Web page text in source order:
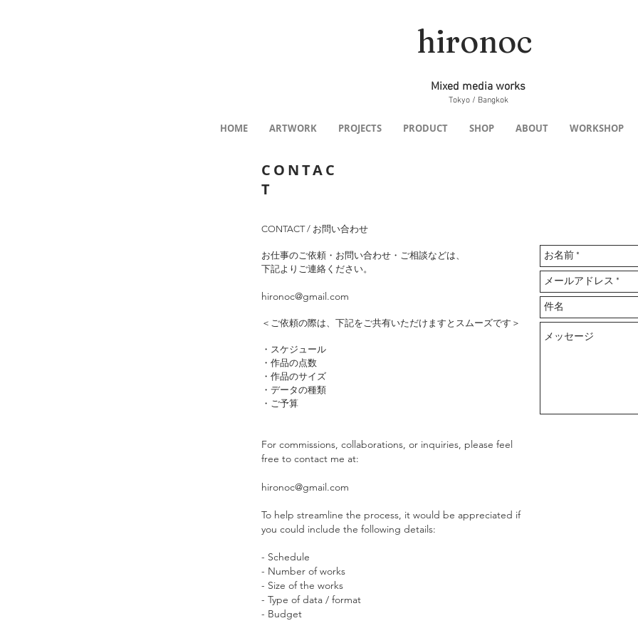
hironoc
Mixed media works
Tokyo / Bangkok
HOME ARTWORK PROJECTS PRODUCT SHOP ABOUT WORKSHOP
CONTAC
T
CONTACT / お問い合わせ
お仕事のご依頼・お問い合わせ・ご相談などは、
下記よりご連絡ください。
hironoc@gmail.com
＜ご依頼の際は、下記をご共有いただけますとスムーズです＞
・スケジュール
・作品の点数
・作品のサイズ
・データの種類
・ご予算
For commissions, collaborations, or inquiries, please feel
free to contact me at:
hironoc@gmail.com
To help streamline the process, it would be appreciated if
you could include the following details:
- Schedule
- Number of works
- Size of the works
- Type of data / format
- Budget